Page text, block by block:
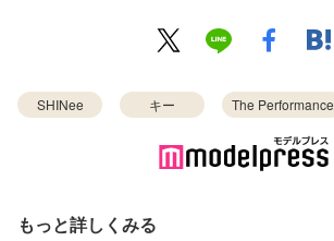
SHINee キー The Performance
もっと詳しくみる